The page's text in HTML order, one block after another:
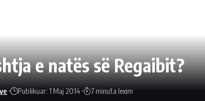
e natës së Regaibit?
Publikuar: 1 Maj 2014 7 minuta lexim